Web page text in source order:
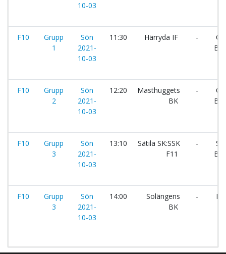
10-03
F10
Grupp
1
Sön
2021-
10-03
11:30 Härryda IF -
F10
Grupp
2
Sön
2021-
10-03
12:20
Masthuggets
BK
-
F10
Grupp
3
Sön
2021-
10-03
13:10
Sätila SK:SSK
F11
-
BK
F10
Grupp
3
Sön
2021-
10-03
14:00
Solängens
BK
-